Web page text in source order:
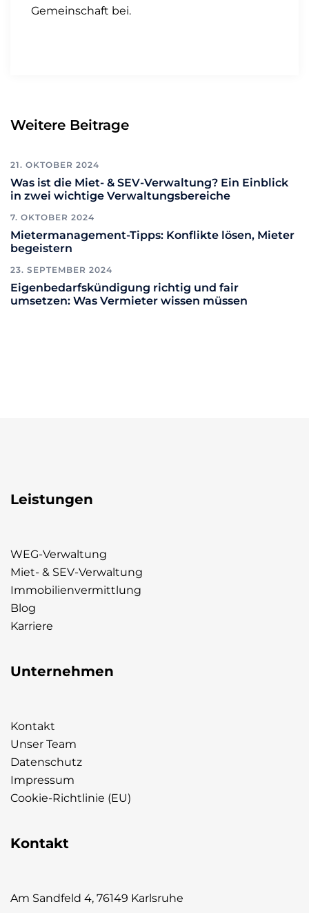
Gemeinschaft bei.
Weitere Beitrage
21. OKTOBER 2024
Was ist die Miet- & SEV-Verwaltung? Ein Einblick
in zwei wichtige Verwaltungsbereiche
7. OKTOBER 2024
Mietermanagement-Tipps: Konflikte lösen, Mieter
begeistern
23. SEPTEMBER 2024
Eigenbedarfskündigung richtig und fair
umsetzen: Was Vermieter wissen müssen
Leistungen
WEG-Verwaltung
Miet- & SEV-Verwaltung
Immobilienvermittlung
Blog
Karriere
Unternehmen
Kontakt
Unser Team
Datenschutz
Impressum
Cookie-Richtlinie (EU)
Kontakt
Am Sandfeld 4, 76149 Karlsruhe